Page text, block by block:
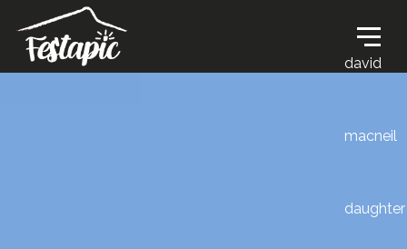
david
macneil
daughter